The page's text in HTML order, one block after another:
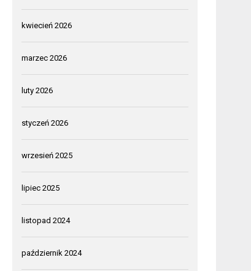
kwiecień 2026
marzec 2026
luty 2026
styczeń 2026
wrzesień 2025
lipiec 2025
listopad 2024
październik 2024